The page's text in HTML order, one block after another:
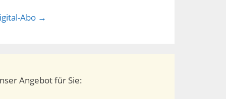
Abo →
Angebot für Sie: